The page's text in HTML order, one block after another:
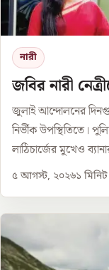
নারী
জবির নারী
জুলাই আন্দোলনের
নির্ভীক উপস্থিতিতে।
লাঠিচার্জের মুখেও
৫ আগস্ট, ২০২৬১